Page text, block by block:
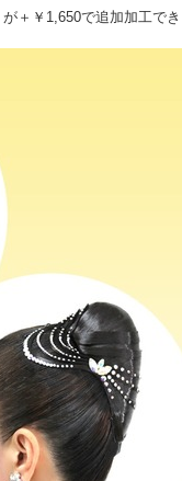
＋￥1,650で追加加工で